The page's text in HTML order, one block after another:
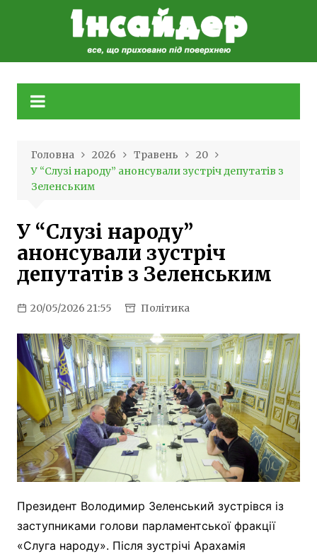
Головна 2026 Травень
20
У “Слузі народу” анонсували зустріч депутатів з
Зеленським
У “Слузі народу”
анонсували зустріч
депутатів з Зеленським
20/05/2026 21:55 Політика
Президент Володимир Зеленський зустрівся із
заступниками голови парламентської фракції
«Слуга народу». Після зустрічі Арахамія